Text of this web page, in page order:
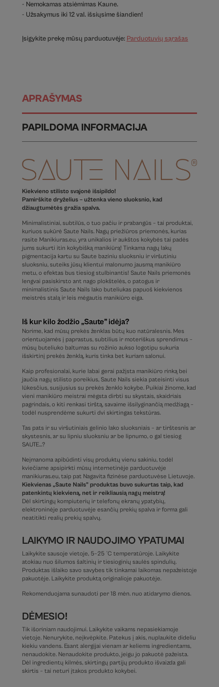
- Nemokamas atsiėmimas Kaune.
- Užsakymus iki 12 val. išsiųsime šiandien!
Įsigykite prekę mūsų parduotuvėje: Parduotuvių sąrašas
APRAŠYMAS
PAPILDOMA INFORMACIJA
Kiekvieno stilisto svajonė išsipildo!
Pamirškite dryželius – užtenka vieno sluoksnio, kad
džiaugtumėtės gražia spalva.
Minimalistiniai, subtilūs, o tuo pačiu ir prabangūs – tai produktai,
kuriuos sukūrė Saute Nails. Nagų priežiūros priemonės, kurias
rasite Manikiuras.eu, yra unikalios ir aukštos kokybės tai padės
jums sukurti itin kokybišką manikiūrą! Tinkama nagų lakų
pigmentacija kartu su Saute baziniu sluoksniu ir viršutiniu
sluoksniu, suteiks jūsų klientui malonumo jausmą manikiūro
metu, o efektas bus tiesiog stulbinantis! Saute Nails priemonės
lengvai pasiskirsto ant nago plokštelės, o patogus ir
minimalistinis Saute Nails lako buteliukas papuoš kiekvienos
meistrės stalą ir leis mėgautis manikiūro eiga.
Iš kur kilo žodžio „Saute” idėja?
Norime, kad mūsų prekės ženklas būtų kuo natūralesnis. Mes
orientuojamės į paprastus, subtilius ir moteriškus sprendimus –
mūsų buteliuko baltumas su rožinio aukso logotipu sukuria
išskirtinį prekės ženklą, kuris tinka bet kuriam salonui.
Kaip profesionalai, kurie labai gerai pažįsta manikiūro rinką bei
jaučia nagų stilisto poreikius, Saute Nails siekia pateisinti visus
lūkesčius, susijusius su prekės ženklo kokybe. Puikiai žinome, kad
vieni manikiūro meistrai mėgsta dirbti su skystais, skaidriais
pagrindais, o kiti renkasi tirštą, savaime išsilyginančią medžiagą –
todėl nusprendėme sukurti dvi skirtingas tekstūras.
Tas pats ir su viršutiniais gelinio lako sluoksniais – ar tirštesnis ar
skystesnis, ar su lipniu sluoksniu ar be lipnumo, o gal tiesiog
SAUTE…?
Neįmanoma apibūdinti visų produktų vienu sakiniu, todėl
kviečiame apsipirkti mūsų internetinėje parduotuvėje
manikiuras.eu, taip pat Nagavita fizinėse parduotuvėse Lietuvoje.
Kiekvienas „Saute Nails” produktas buvo sukurtas taip, kad
patenkintų kiekvieną, net ir reikliausią nagų meistrą!
Dėl skirtingų kompiuterių ir telefonų ekranų ypatybių,
elektroninėje parduotuvėje esančių prekių spalva ir forma gali
neatitikti realių prekių spalvų.
LAIKYMO IR NAUDOJIMO YPATUMAI
Laikykite sausoje vietoje, 5–25 °C temperatūroje. Laikykite
atokiau nuo šilumos šaltinių ir tiesioginių saulės spindulių.
Produktas išlaiko savo savybes tik tinkamai laikomas nepažeistoje
pakuotėje. Laikykite produktą originalioje pakuotėje.
Rekomenduojama sunaudoti per 18 mėn. nuo atidarymo dienos.
DĖMESIO!
Tik išoriniam naudojimui. Laikykite vaikams nepasiekiamoje
vietoje. Nenurykite, neįkvėpkite. Patekus į akis, nuplaukite dideliu
kiekiu vandens. Esant alergijai vienam ar keliems ingredientams,
nenaudokite. Nenaudokite produkto, jeigu jo pakuotė pažeista.
Dėl ingredientų kilmės, skirtingų partijų produkto išvaizda gali
skirtis – tai neturi įtakos produkto kokybei.